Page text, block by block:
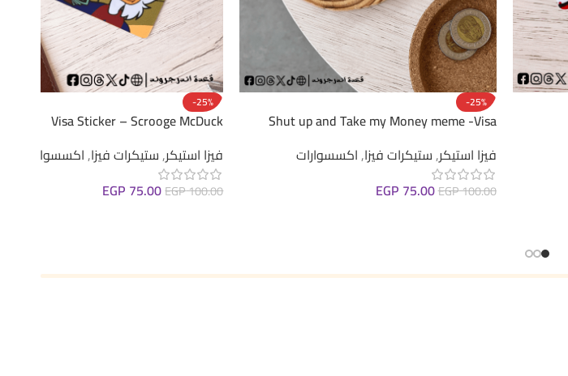
-25%
Shut up and Take my Money meme -Visa
فيزا استيكر,ستيكرات فيزا,اكسسوارات
EGP100.00
EGP 75.00
-25%
Visa Sticker – Scrooge McDuck
فيزا استيكر,ستيكرات فيزا,اكسسوارات
EGP100.00
EGP 75.00